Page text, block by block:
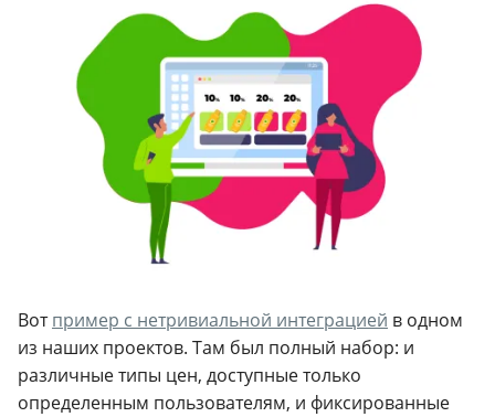
Вотпример с нетривиальной интеграцией в одном
из наших проектов. Там был полный набор: и
различные типы цен, доступные только
определенным пользователям, и фиксированные